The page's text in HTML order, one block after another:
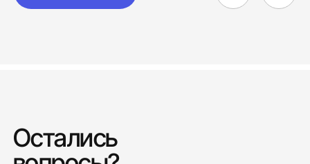
Остались